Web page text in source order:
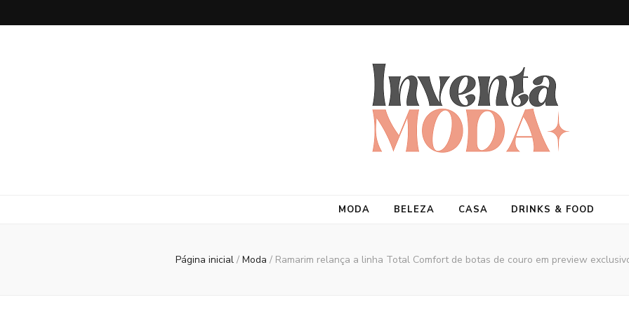
MODA BELEZA CASA DRINKS & FOOD
Página inicial / Moda / Ramarim relança a linha Total Comfort de botas de couro em preview